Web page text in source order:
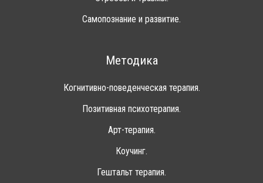
Самопознание и развитие.
Методика
Когнитивно-поведенческая терапия.
Позитивная психотерапия.
Арт-терапия.
Коучинг.
Гештальт терапия.